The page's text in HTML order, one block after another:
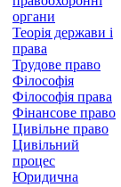
органи
Теорія держави і
права
Трудове право
Філософія
Філософія права
Фінансове право
Цивільне право
Цивільний
процес
Юридична